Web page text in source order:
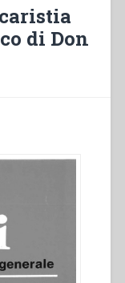
di Don